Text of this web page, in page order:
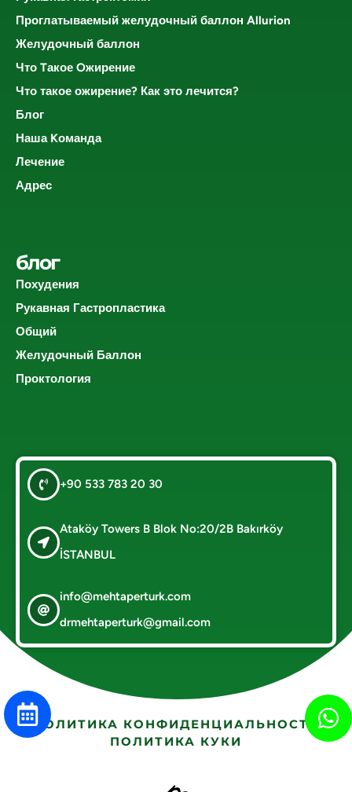
Проглатываемый желудочный баллон Allurion
Желудочный баллон
Что Tакое Oжирение
Что такое ожирение? Как это лечится?
Блог
Наша Kоманда
Лечение
Адрес
блог
Похудения
Рукавная Гастропластика
Общий
Желудочный Баллон
Проктология
+90 533 783 20 30
Ataköy Towers B Blok No:20/2B Bakırköy
İSTANBUL
info@mehtaperturk.com
drmehtaperturk@gmail.com
ПОЛИТИКА КОНФИДЕНЦИАЛЬНОСТИ
ПОЛИТИКА КУКИ